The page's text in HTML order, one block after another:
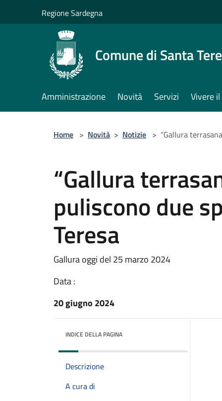
Regione Sardegna
Comune di Santa
Amministrazione Novità Servizi Vivere
Home > Novità > Notizie > “Gallura
“Gallura
puliscono due
Teresa
Gallura oggi del 25 marzo 2024
Data :
20 giugno 2024
INDICE DELLA PAGINA
Descrizione
A cura di